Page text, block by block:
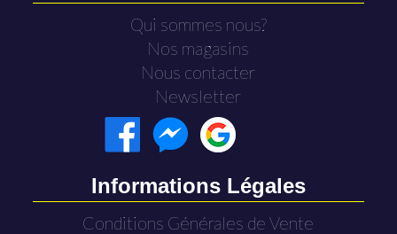
Qui sommes nous?
Nos magasins
Nous contacter
Newsletter
Informations Légales
Conditions Générales de Vente